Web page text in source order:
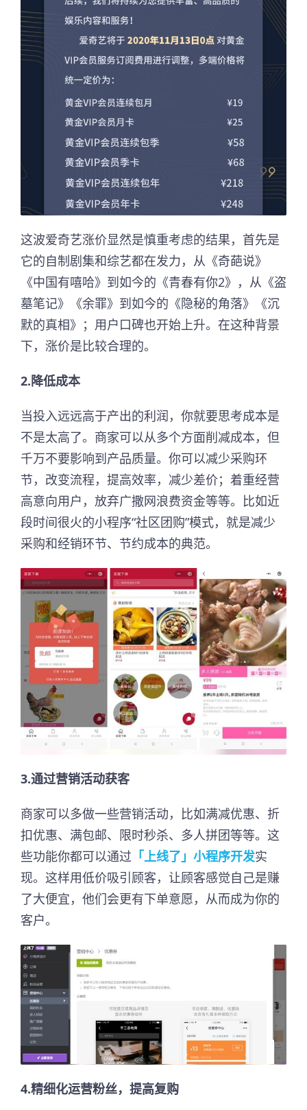
这波爱奇艺涨价显然是慎重考虑的结果，首先是
它的自制剧集和综艺都在发力，从《奇葩说》
《中国有嘻哈》到如今的《青春有你2》，从《盗
墓笔记》《余罪》到如今的《隐秘的角落》《沉
默的真相》；用户口碑也开始上升。在这种背景
下，涨价是比较合理的。
2.降低成本
当投入远远高于产出的利润，你就要思考成本是
不是太高了。商家可以从多个方面削减成本，但
千万不要影响到产品质量。你可以减少采购环
节，改变流程，提高效率，减少差价；着重经营
高意向用户，放弃广撒网浪费资金等等。比如近
段时间很火的小程序“社区团购”模式，就是减少
采购和经销环节、节约成本的典范。
3.通过营销活动获客
商家可以多做一些营销活动，比如满减优惠、折
扣优惠、满包邮、限时秒杀、多人拼团等等。这
些功能你都可以通过 「上线了」小程序开发实
现。这样用低价吸引顾客，让顾客感觉自己是赚
了大便宜，他们会更有下单意愿，从而成为你的
客户。
4.精细化运营粉丝，提高复购